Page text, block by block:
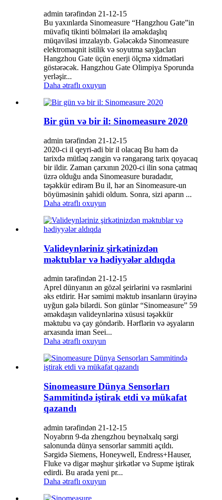
admin tərəfindən 21-12-15
Bu yaxınlarda Sinomeasure “Hangzhou Gate”in
müvafiq tikinti bölmələri ilə əməkdaşlıq
müqaviləsi imzalayıb. Gələcəkdə Sinomeasure
elektromaqnit istilik və soyutma sayğacları
Hangzhou Gate üçün enerji ölçmə xidmətləri
göstərəcək. Hangzhou Gate Olimpiya Sporunda
yerləşir...
Daha ətraflı oxuyun
Bir gün və bir il: Sinomeasure 2020
admin tərəfindən 21-12-15
2020-ci il qeyri-adi bir il olacaq Bu həm də
tarixdə mütləq zəngin və rəngarəng tarix qoyacaq
bir ildir. Zaman çarxının 2020-ci ilin sona çatmaq
üzrə olduğu anda Sinomeasure buradadır,
təşəkkür edirəm Bu il, hər an Sinomeasure-un
böyüməsinin şahidi oldum. Sonra, sizi aparın ...
Daha ətraflı oxuyun
Valideynləriniz şirkətinizdən
məktublar və hədiyyələr aldıqda
admin tərəfindən 21-12-15
Aprel dünyanın ən gözəl şeirlərini və rəsmlərini
əks etdirir. Hər səmimi məktub insanların ürəyinə
uyğun gələ bilərdi. Son günlər “Sinomeasure” 59
əməkdaşın valideynlərinə xüsusi təşəkkür
məktubu və çay göndərib. Hərflərin və əşyaların
arxasında iman Seei...
Daha ətraflı oxuyun
Sinomeasure Dünya Sensorları
Sammitində iştirak etdi və mükafat
qazandı
admin tərəfindən 21-12-15
Noyabrın 9-da zhengzhou beynəlxalq sərgi
salonunda dünya sensorlar sammiti açıldı.
Sərgidə Siemens, Honeywell, Endress+Hauser,
Fluke və digər məşhur şirkətlər və Supme iştirak
edirdi. Bu arada yeni pr...
Daha ətraflı oxuyun